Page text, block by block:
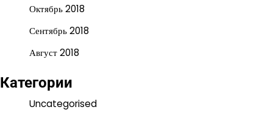
Октябрь 2018
Сентябрь 2018
Август 2018
Категории
Uncategorised